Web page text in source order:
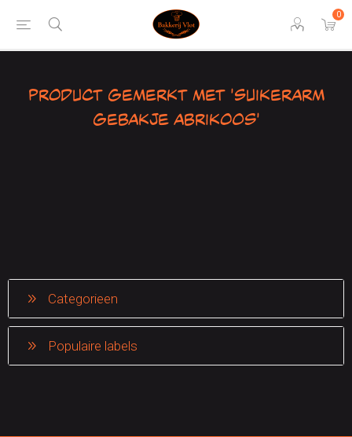
0
Product gemerkt met 'Suikerarm
gebakje abrikoos'
Categorieen
Populaire labels